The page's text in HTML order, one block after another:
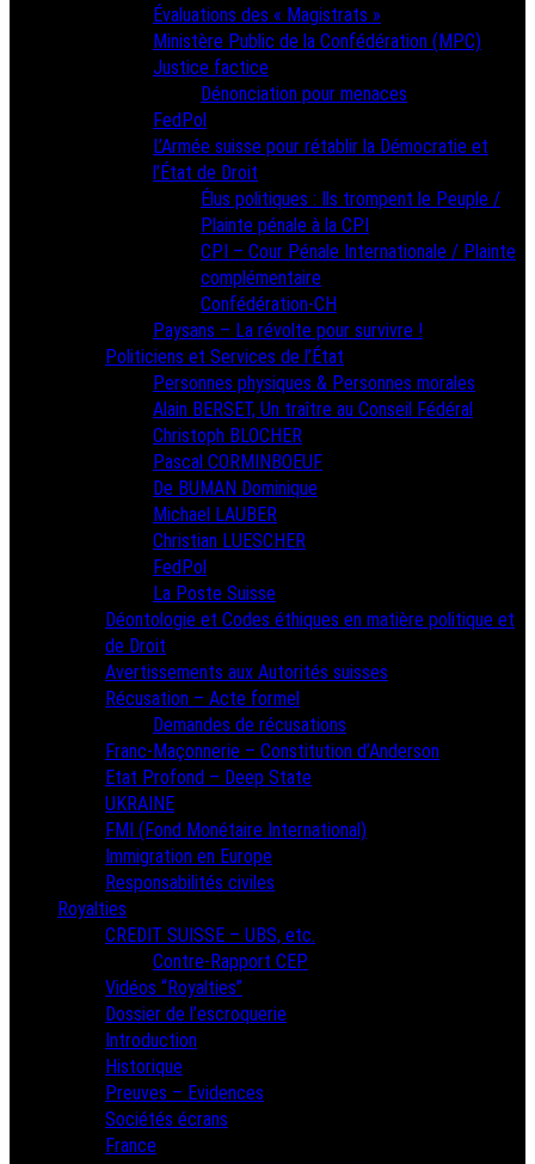
Évaluations des « Magistrats »
Ministère Public de la Confédération (MPC)
Justice factice
Dénonciation pour menaces
FedPol
L’Armée suisse pour rétablir la Démocratie et
l’État de Droit
Élus politiques : Ils trompent le Peuple /
Plainte pénale à la CPI
CPI – Cour Pénale Internationale / Plainte
complémentaire
Confédération-CH
Paysans – La révolte pour survivre !
Politiciens et Services de l’État
Personnes physiques & Personnes morales
Alain BERSET, Un traître au Conseil Fédéral
Christoph BLOCHER
Pascal CORMINBOEUF
De BUMAN Dominique
Michael LAUBER
Christian LUESCHER
FedPol
La Poste Suisse
Déontologie et Codes éthiques en matière politique et
de Droit
Avertissements aux Autorités suisses
Récusation – Acte formel
Demandes de récusations
Franc-Maçonnerie – Constitution d’Anderson
Etat Profond – Deep State
UKRAINE
FMI (Fond Monétaire International)
Immigration en Europe
Responsabilités civiles
Royalties
CREDIT SUISSE – UBS, etc.
Contre-Rapport CEP
Vidéos “Royalties”
Dossier de l’escroquerie
Introduction
Historique
Preuves – Evidences
Sociétés écrans
France